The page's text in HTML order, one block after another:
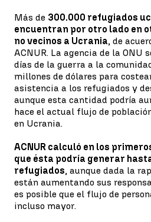
Más de 300.000 refugiados
encuentran por otro lado en
no vecinos a Ucrania, de
ACNUR. La agencia de la ONU
días de la guerra a la
millones de dólares para
asistencia a los refugiados y
aunque esta cantidad podría
hace el actual flujo de
en Ucrania.
ACNUR calculó en los
que ésta podría generar
refugiados, aunque dada la
están aumentando sus
es posible que el flujo de
incluso mayor.